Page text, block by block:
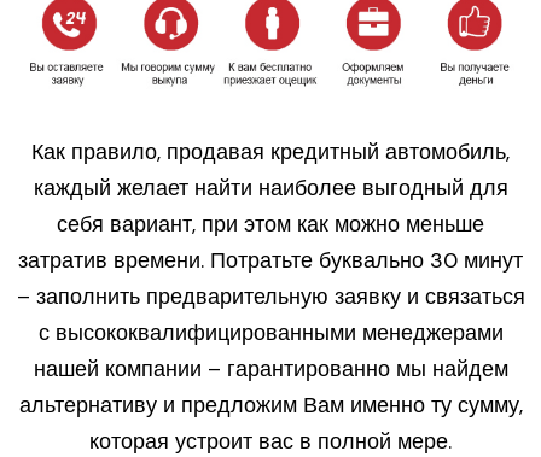
Как правило, продавая кредитный автомобиль,
каждый желает найти наиболее выгодный для
себя вариант, при этом как можно меньше
затратив времени. Потратьте буквально 30 минут
– заполнить предварительную заявку и связаться
с высококвалифицированными менеджерами
нашей компании – гарантированно мы найдем
альтернативу и предложим Вам именно ту сумму,
которая устроит вас в полной мере.